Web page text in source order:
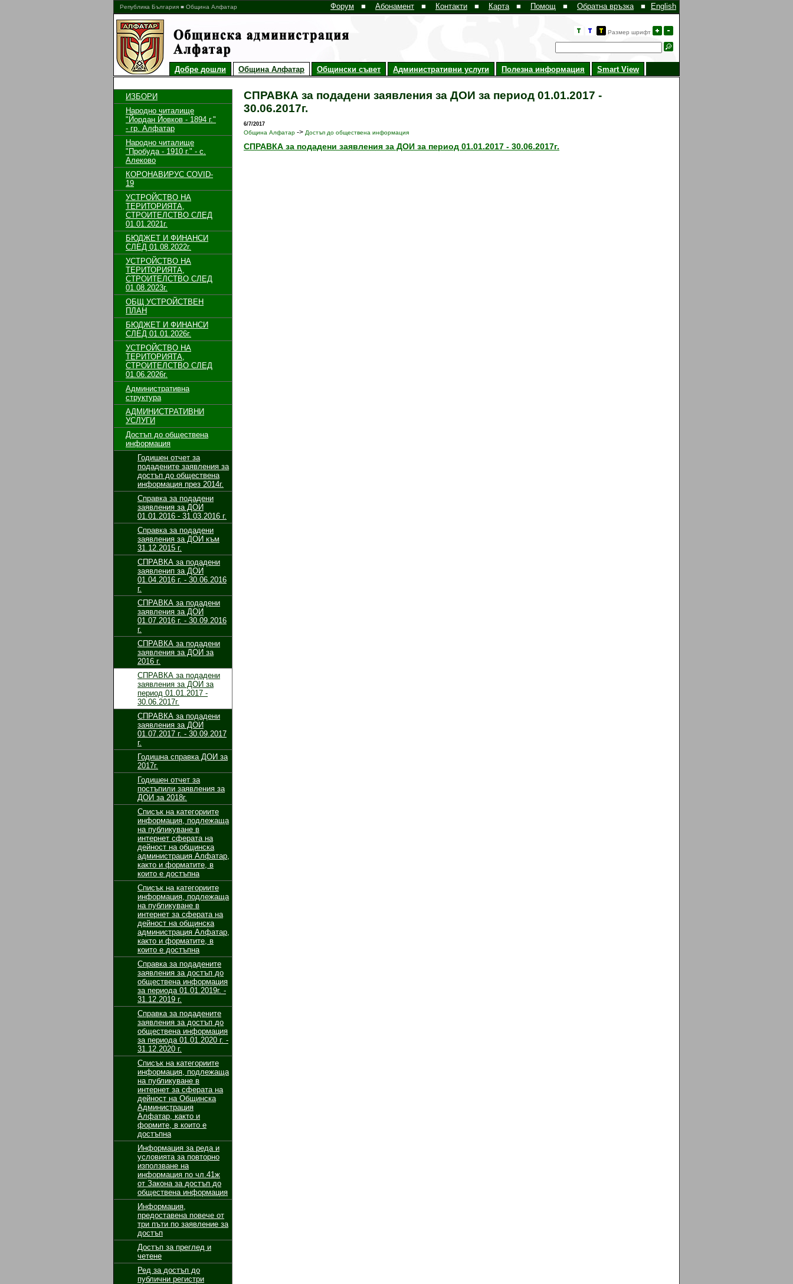
Република България ■ Община Алфатар English
Форум ■ Абонамент ■ Контакти ■ Карта ■ Помощ ■ Обратна връзка ■
Размер шрифт
Добре дошли Община Алфатар Общински съвет Административни услуги Полезна информация Smart View
ИЗБОРИ
Народно читалище
"Йордан Йовков - 1894 г."
- гр. Алфатар
Народно читалище
"Пробуда - 1910 г." - с.
Алеково
КОРОНАВИРУС COVID-
19
УСТРОЙСТВО НА
ТЕРИТОРИЯТА,
СТРОИТЕЛСТВО СЛЕД
01.01.2021г.
БЮДЖЕТ И ФИНАНСИ
СЛЕД 01.08.2022г.
УСТРОЙСТВО НА
ТЕРИТОРИЯТА,
СТРОИТЕЛСТВО СЛЕД
01.08.2023г.
ОБЩ УСТРОЙСТВЕН
ПЛАН
БЮДЖЕТ И ФИНАНСИ
СЛЕД 01.01.2026г.
УСТРОЙСТВО НА
ТЕРИТОРИЯТА,
СТРОИТЕЛСТВО СЛЕД
01.06.2026г.
Административна
структура
АДМИНИСТРАТИВНИ
УСЛУГИ
Достъп до обществена
информация
Годишен отчет за
подадените заявления за
достъп до обществена
информация през 2014г.
Справка за подадени
заявления за ДОИ
01.01.2016 - 31.03.2016 г.
Справка за подадени
заявления за ДОИ към
31.12.2015 г.
СПРАВКА за подадени
заявленип за ДОИ
01.04.2016 г. - 30.06.2016
г.
СПРАВКА за подадени
заявления за ДОИ
01.07.2016 г. - 30.09.2016
г.
СПРАВКА за подадени
заявления за ДОИ за
2016 г.
СПРАВКА за подадени
заявления за ДОИ за
период 01.01.2017 -
30.06.2017г.
СПРАВКА за подадени
заявления за ДОИ
01.07.2017 г. - 30.09.2017
г.
Годишна справка ДОИ за
2017г.
Годишен отчет за
постъпили заявления за
ДОИ за 2018г.
Списък на категориите
информация, подлежаща
на публикуване в
интернет сферата на
дейност на общинска
администрация Алфатар,
както и форматите, в
които е достъпна
Списък на категориите
информация, подлежаща
на публикуване в
интернет за сферата на
дейност на общинска
администрация Алфатар,
както и форматите, в
които е достъпна
Cправка за подадените
заявления за достъп до
обществена информация
за периода 01.01.2019г. -
31.12.2019 г.
Справка за подадените
заявления за достъп до
обществена информация
за периода 01.01.2020 г. -
31.12.2020 г.
Списък на категориите
информация, подлежаща
на публикуване в
интернет за сферата на
дейност на Общинска
Администрация
Алфатар, както и
формите, в които е
достъпна
Информация за реда и
условията за повторно
използване на
информация по чл.41ж
от Закона за достъп до
обществена информация
Информация,
предоставена повече от
три пъти по заявление за
достъп
Достъп за преглед и
четене
Ред за достъп до
публични регистри
СПРАВКА за подадени заявления за ДОИ за период 01.01.2017 -
30.06.2017г.
6/7/2017
Община Алфатар -> Достъп до обществена информация
СПРАВКА за подадени заявления за ДОИ за период 01.01.2017 - 30.06.2017г.